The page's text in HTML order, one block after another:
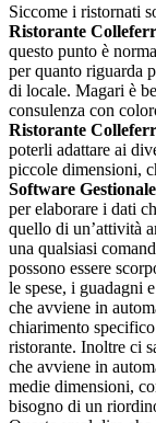
Siccome i ristornati
Ristorante
questo punto è
per quanto riguarda
di locale. Magari è
consulenza con
Ristorante
poterli adattare ai
piccole dimensioni,
Software
per elaborare i dati
quello di un’attività
una qualsiasi
possono essere
le spese, i guadagni
che avviene in
chiarimento
ristorante. Inoltre ci
che avviene in
medie dimensioni,
bisogno di un